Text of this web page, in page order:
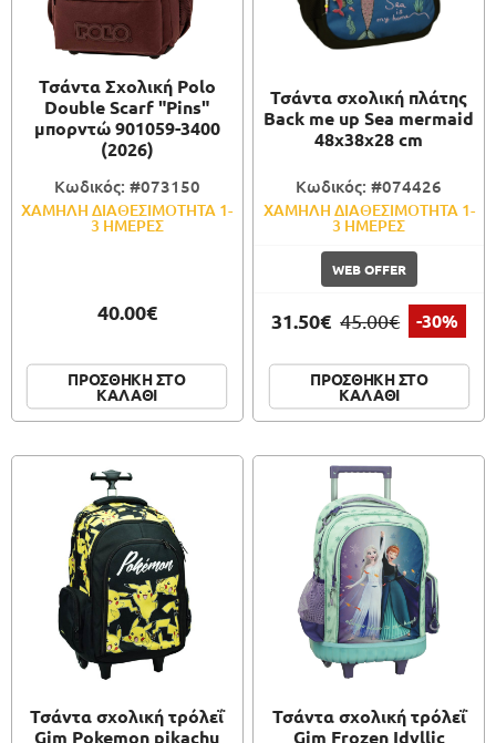
Τσάντα Σχολική Polo
Double Scarf "Pins"
μπορντώ 901059-3400
(2026)
Κωδικός: #073150
ΧΑΜΗΛΗ ΔΙΑΘΕΣΙΜΟΤΗΤΑ 1-
3 ΗΜΕΡΕΣ
40.00€
ΠΡΟΣΘΗΚΗ ΣΤΟ
ΚΑΛΑΘΙ
Τσάντα σχολική πλάτης
Back me up Sea mermaid
48x38x28 cm
Κωδικός: #074426
ΧΑΜΗΛΗ ΔΙΑΘΕΣΙΜΟΤΗΤΑ 1-
3 ΗΜΕΡΕΣ
WEB OFFER
31.50€ 45.00€ -30%
ΠΡΟΣΘΗΚΗ ΣΤΟ
ΚΑΛΑΘΙ
Τσάντα σχολική τρόλεΐ
Gim Pokemon pikachu
Τσάντα σχολική τρόλεΐ
Gim Frozen Idyllic